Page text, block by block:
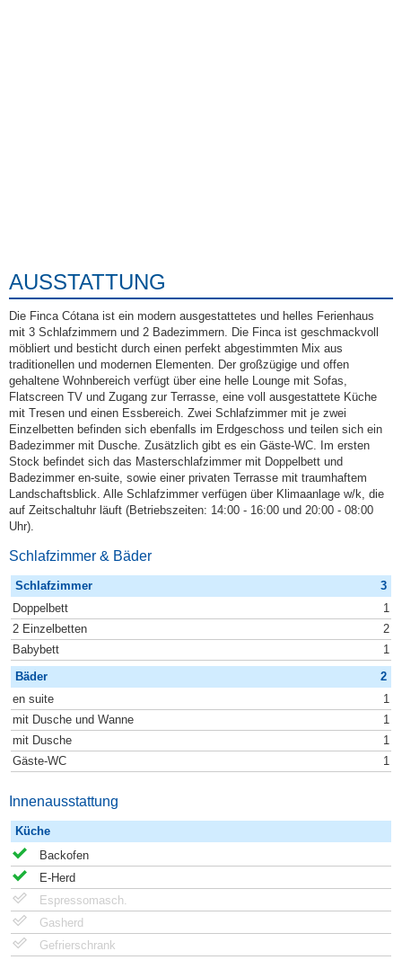
AUSSTATTUNG
Die Finca Cótana ist ein modern ausgestattetes und helles Ferienhaus
mit 3 Schlafzimmern und 2 Badezimmern. Die Finca ist geschmackvoll
möbliert und besticht durch einen perfekt abgestimmten Mix aus
traditionellen und modernen Elementen. Der großzügige und offen
gehaltene Wohnbereich verfügt über eine helle Lounge mit Sofas,
Flatscreen TV und Zugang zur Terrasse, eine voll ausgestattete Küche
mit Tresen und einen Essbereich. Zwei Schlafzimmer mit je zwei
Einzelbetten befinden sich ebenfalls im Erdgeschoss und teilen sich ein
Badezimmer mit Dusche. Zusätzlich gibt es ein Gäste-WC. Im ersten
Stock befindet sich das Masterschlafzimmer mit Doppelbett und
Badezimmer en-suite, sowie einer privaten Terrasse mit traumhaftem
Landschaftsblick. Alle Schlafzimmer verfügen über Klimaanlage w/k, die
auf Zeitschaltuhr läuft (Betriebszeiten: 14:00 - 16:00 und 20:00 - 08:00
Uhr).
Schlafzimmer & Bäder
Schlafzimmer
3
Doppelbett
1
2 Einzelbetten
2
Babybett
1
Bäder
2
en suite
1
mit Dusche und Wanne
1
mit Dusche
1
Gäste-WC
1
Innenausstattung
Küche
Backofen
E-Herd
Espressomasch.
Gasherd
Gefrierschrank